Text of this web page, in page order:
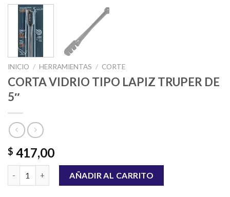
INICIO / HERRAMIENTAS / CORTE
CORTA VIDRIO TIPO LAPIZ TRUPER DE
5″
$ 417,00
CORTA VIDRIO TIPO LAPIZ TRUPER DE 5" cantidad
AÑADIR AL CARRITO